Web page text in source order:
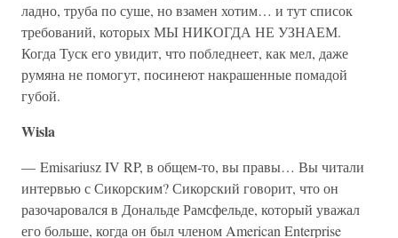
ладно, труба по суше, но взамен хотим… и тут список
требований, которых МЫ НИКОГДА НЕ УЗНАЕМ.
Когда Туск его увидит, что побледнеет, как мел, даже
румяна не помогут, посинеют накрашенные помадой
губой.
Wisla
— Emisariusz IV RP, в общем-то, вы правы… Вы читали
интервью с Сикорским? Сикорский говорит, что он
разочаровался в Дональде Рамсфельде, который уважал
его больше, когда он был членом American Enterprise